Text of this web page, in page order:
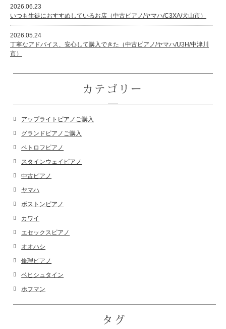
2026.06.23
いつも生徒におすすめしているお店（中古ピアノ/ヤマハ/C3XA/犬山市）
2026.05.24
丁寧なアドバイス、安心して購入できた（中古ピアノ/ヤマハ/U3H/中津川
市）
カテゴリー
アップライトピアノご購入
グランドピアノご購入
ペトロフピアノ
スタインウェイピアノ
中古ピアノ
ヤマハ
ボストンピアノ
カワイ
エセックスピアノ
オオハシ
修理ピアノ
ベヒシュタイン
ホフマン
タグ